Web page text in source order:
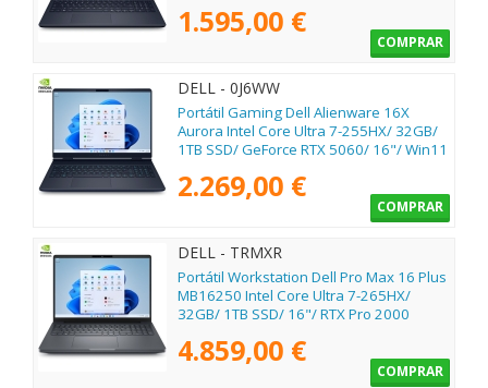
1.595,00 €
COMPRAR
DELL - 0J6WW
Portátil Gaming Dell Alienware 16X
Aurora Intel Core Ultra 7-255HX/ 32GB/
1TB SSD/ GeForce RTX 5060/ 16"/ Win11
2.269,00 €
COMPRAR
DELL - TRMXR
Portátil Workstation Dell Pro Max 16 Plus
MB16250 Intel Core Ultra 7-265HX/
32GB/ 1TB SSD/ 16"/ RTX Pro 2000
4.859,00 €
COMPRAR